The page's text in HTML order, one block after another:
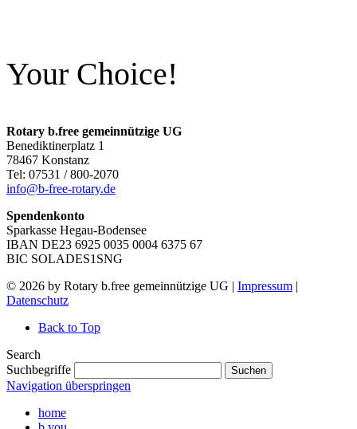
Your Choice!
Rotary b.free gemeinnützige UG
Benediktinerplatz 1
78467 Konstanz
Tel: 07531 / 800-2070
info@b-free-rotary.de
Spendenkonto
Sparkasse Hegau-Bodensee
IBAN DE23 6925 0035 0004 6375 67
BIC SOLADES1SNG
© 2026 by Rotary b.free gemeinnützige UG | Impressum |
Datenschutz
Back to Top
Search
Suchbegriffe
Suchen
Navigation überspringen
home